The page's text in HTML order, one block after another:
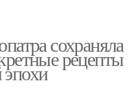
сохраняла
рецепты
эпохи